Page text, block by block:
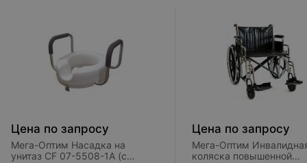
Цена по запросу
Мега-Оптим Насадка на
унитаз CF 07-5508-1А (с
Цена по запросу
Мега-Оптим
коляска повышенной